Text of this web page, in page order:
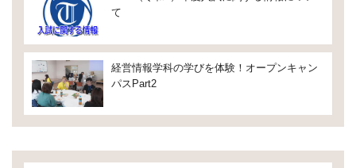
て
経営情報学科の学びを体験！オープンキャン
パスPart2